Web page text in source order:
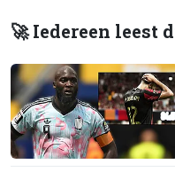
🚀 Iedereen leest